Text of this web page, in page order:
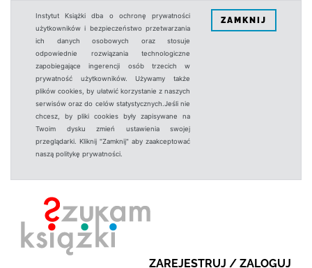
Instytut Książki dba o ochronę prywatności
użytkowników i bezpieczeństwo przetwarzania
ich danych osobowych oraz stosuje
odpowiednie rozwiązania technologiczne
zapobiegające ingerencji osób trzecich w
prywatność użytkowników. Używamy także
plików cookies, by ułatwić korzystanie z naszych
serwisów oraz do celów statystycznych.Jeśli nie
chcesz, by pliki cookies były zapisywane na
Twoim dysku zmień ustawienia swojej
przeglądarki. Kliknij "Zamknij" aby zaakceptować
naszą politykę prywatności.
ZAMKNIJ
ZAREJESTRUJ / ZALOGUJ